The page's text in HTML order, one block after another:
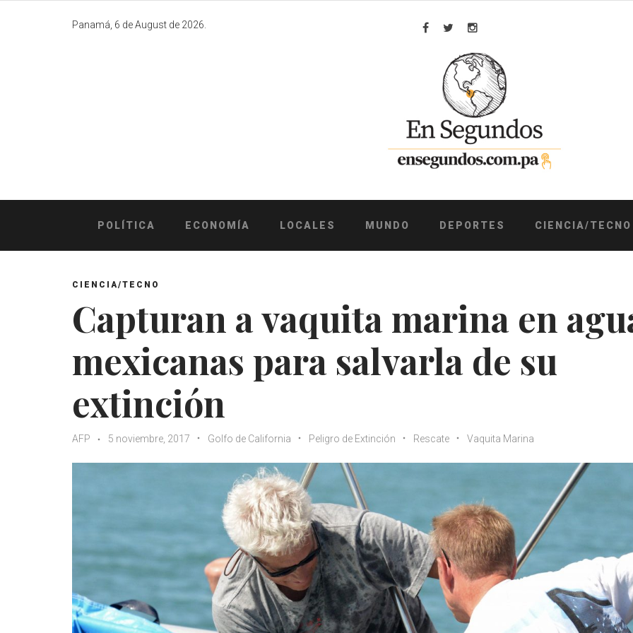
Panamá, 6 de August de 2026.
Facebook
TwitterInstagram
POLÍTICA ECONOMÍA LOCALES MUNDO DEPORTES CIENCIA/TECNO
CIENCIA/TECNO
Capturan a vaquita marina en
mexicanas para salvarla de su
extinción
AFP 5 noviembre, 2017 Golfo de California Peligro de Extinción Rescate Vaquita Marina